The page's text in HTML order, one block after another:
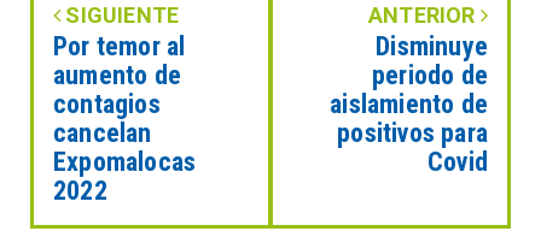
SIGUIENTE
Por temor al
aumento de
contagios
cancelan
Expomalocas
2022
ANTERIOR
Disminuye
periodo de
aislamiento de
positivos para
Covid